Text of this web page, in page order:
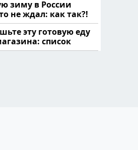
зиму в России
не ждал: как так?!
эту готовую еду
список